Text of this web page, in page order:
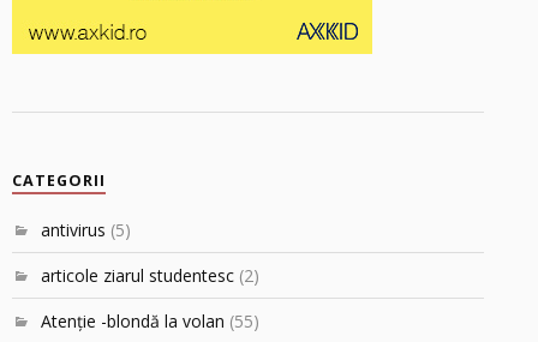
CATEGORII
antivirus (5)
articole ziarul studentesc (2)
Atenţie -blondă la volan (55)